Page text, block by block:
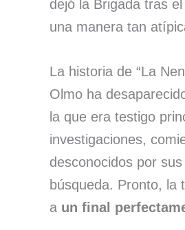
dejó la Brigada tras
una manera tan
La historia de “La
Olmo ha
la que era testigo
investigaciones,
desconocidos por
búsqueda. Pronto, la
a un final